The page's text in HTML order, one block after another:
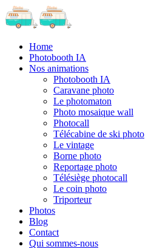
Home
Photobooth IA
Nos animations
Photobooth IA
Caravane photo
Le photomaton
Photo mosaique wall
Photocall
Télécabine de ski photo
Le vintage
Borne photo
Reportage photo
Télésiège photocall
Le coin photo
Triporteur
Photos
Blog
Contact
Qui sommes-nous